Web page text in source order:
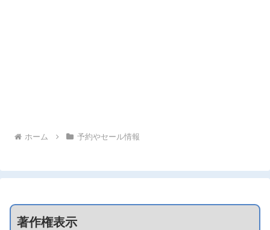
ホーム 予約やセール情報
著作権表示